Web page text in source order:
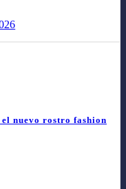
nuevo rostro fashion